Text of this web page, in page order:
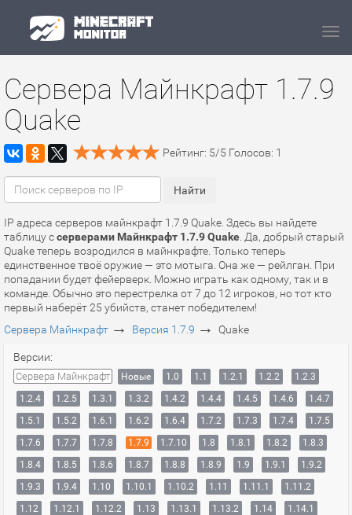
Сервера Майнкрафт 1.7.9
Quake
Рейтинг: 5/5 Голосов: 1
IP адреса серверов майнкрафт 1.7.9 Quake. Здесь вы найдете
таблицу ссерверами Майнкрафт 1.7.9 Quake . Да, добрый старый
Quake теперь возродился в майнкрафте. Только теперь
единственное твоё оружие — это мотыга. Она же — рейлган. При
попадании будет фейерверк. Можно играть как одному, так и в
команде. Обычно это перестрелка от 7 до 12 игроков, но тот кто
первый наберёт 25 убийств, станет победителем!
Сервера Майнкрафт → Версия 1.7.9 → Quake
Версии:
Сервера Майнкрафт Новые 1.0 1.1 1.2.1 1.2.2
1.2.3
1.2.4
1.2.5 1.3.1 1.3.2 1.4.2 1.4.4 1.4.5 1.4.6
1.4.7
1.5.1
1.5.2 1.6.1 1.6.2 1.6.4 1.7.2 1.7.3 1.7.4
1.7.5
1.7.6
1.7.7 1.7.8 1.7.9 1.7.10 1.8 1.8.1 1.8.2
1.8.3
1.8.4
1.8.5 1.8.6 1.8.7 1.8.8 1.8.9 1.9 1.9.1
1.9.2
1.9.3
1.9.4 1.10 1.10.1 1.10.2 1.11 1.11.1
1.11.2
1.12
1.12.1 1.12.2 1.13 1.13.1 1.13.2 1.14
1.14.1